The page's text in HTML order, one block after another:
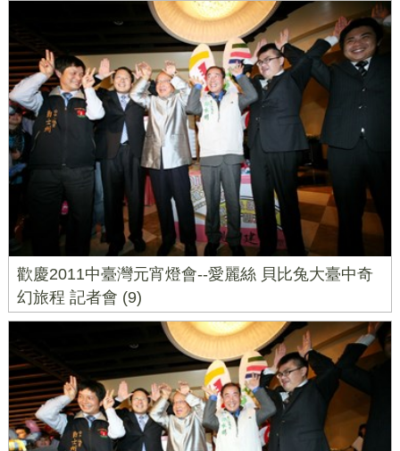
歡慶2011中臺灣元宵燈會--愛麗絲 貝比兔大臺中奇
幻旅程 記者會 (9)